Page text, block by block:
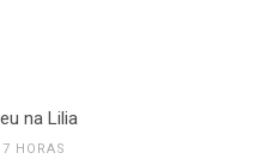
na Lilia
HORAS